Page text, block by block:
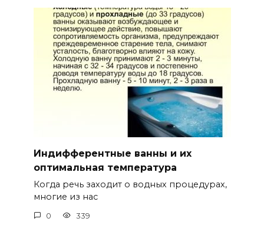
Индифферентные ванны и их
оптимальная температура
Когда речь заходит о водных процедурах,
многие из нас
0 339